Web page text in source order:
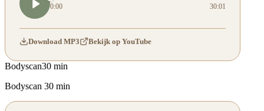
0:00 30:01
Download MP3 Bekijk op YouTube
Bodyscan30 min
Bodyscan 30 min